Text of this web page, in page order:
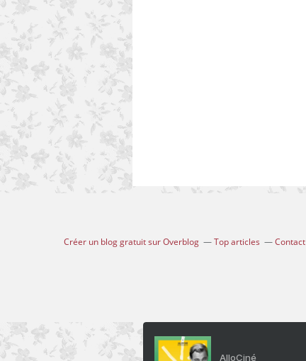
Créer un blog gratuit sur Overblog Top articles Contact
AlloCiné